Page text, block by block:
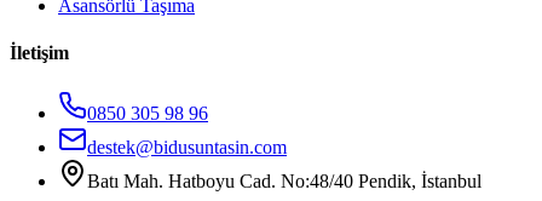
Asansörlü Taşıma
İletişim
0850 305 98 96
destek@bidusuntasin.com
Batı Mah. Hatboyu Cad. No:48/40 Pendik, İstanbul